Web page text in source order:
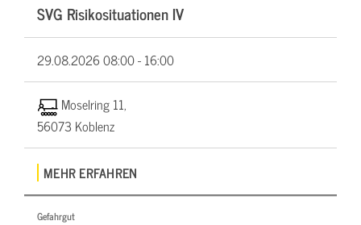
SVG Risikosituationen IV
29.08.202608:00 - 16:00
Moselring 11,
56073 Koblenz
MEHR ERFAHREN
Gefahrgut